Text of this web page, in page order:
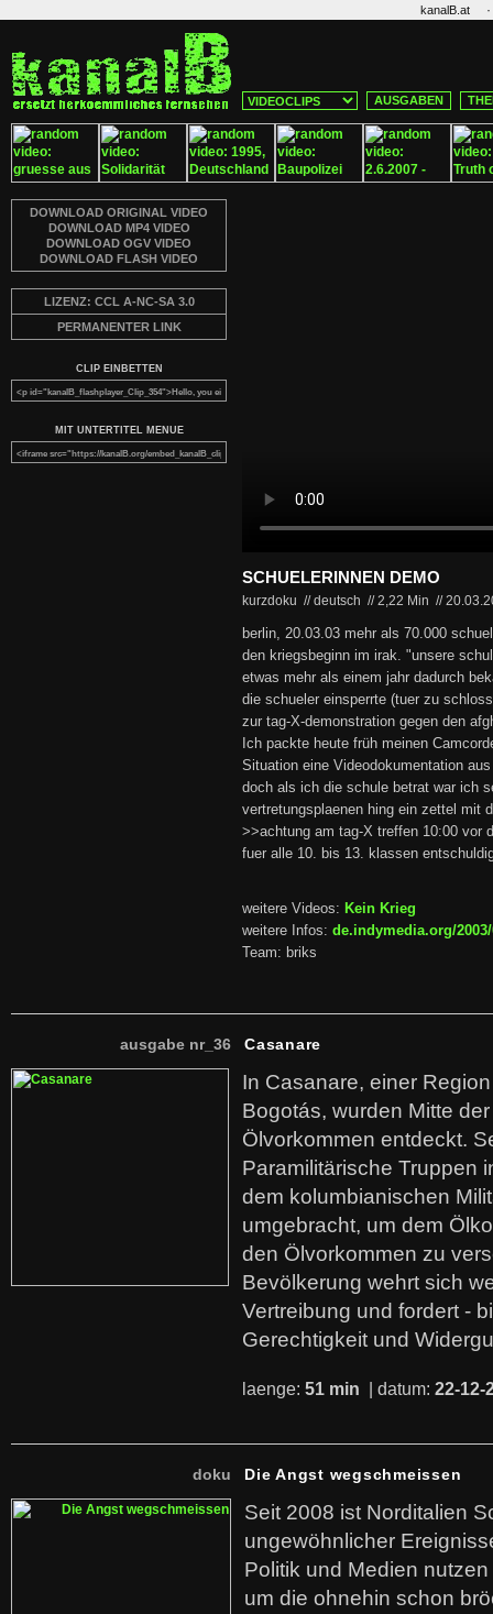
kanalB.at ·
AUSGABEN
DOWNLOAD ORIGINAL VIDEO
DOWNLOAD MP4 VIDEO
DOWNLOAD OGV VIDEO
DOWNLOAD FLASH VIDEO
LIZENZ: CCL A-NC-SA 3.0
PERMANENTER LINK
CLIP EINBETTEN
MIT UNTERTITEL MENUE
SCHUELERINNEN DEMO
kurzdoku // deutsch //2,22 Min //
berlin, 20.03.03 mehr als 70.000
den kriegsbeginn im irak. "unsere
etwas mehr als einem jahr dadurch
die schueler einsperrte (tuer zu
zur tag-X-demonstration gegen den
Ich packte heute früh meinen
Situation eine Videodokumentation
doch als ich die schule betrat war ich
vertretungsplaenen hing ein zettel mit
>>achtung am tag-X treffen 10:00 vor
fuer alle 10. bis 13. klassen
weitere Videos: Kein Krieg
weitere Infos: de.indymedia.org/
Team: briks
ausgabe nr_36 Casanare
In Casanare, einer
Bogotás, wurden Mitte
Ölvorkommen entdeckt.
Paramilitärische Truppen
dem kolumbianischen
umgebracht, um dem
den Ölvorkommen zu
Bevölkerung wehrt sich
Vertreibung und fordert -
Gerechtigkeit und
laenge: 51 min | datum: 22-12-
doku Die Angst wegschmeissen
Seit 2008 ist Norditalien
ungewöhnlicher
Politik und Medien
um die ohnehin schon